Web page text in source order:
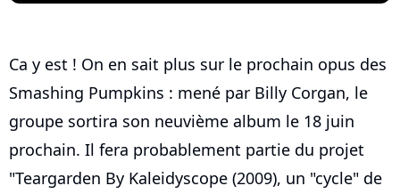
Ca y est ! On en sait plus sur le prochain opus des
Smashing Pumpkins : mené par Billy Corgan, le
groupe sortira son neuvième album le 18 juin
prochain. Il fera probablement partie du projet
"Teargarden By Kaleidyscope (2009), un "cycle" de